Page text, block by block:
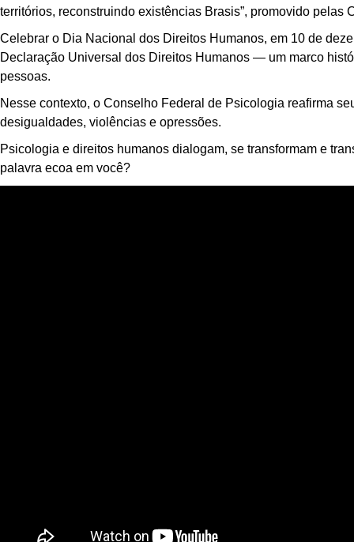
territórios, reconstruindo existências Brasis”, promovido
Celebrar o Dia Nacional dos Direitos Humanos, em 10 de
Declaração Universal dos Direitos Humanos — um marco
pessoas.
Nesse contexto, o Conselho Federal de Psicologia reafirma
desigualdades, violências e opressões.
Psicologia e direitos humanos dialogam, se transformam e
palavra ecoa em você?